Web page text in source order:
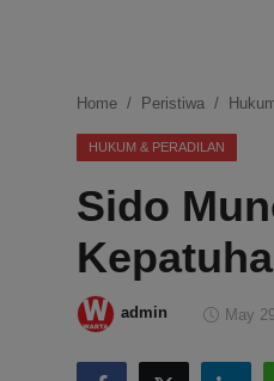
Ekonomi
Internasional
Teknologi
Hiburan
Kesehatan
Home Peristiwa
HUKUM & PERADILAN
Sido
admin May